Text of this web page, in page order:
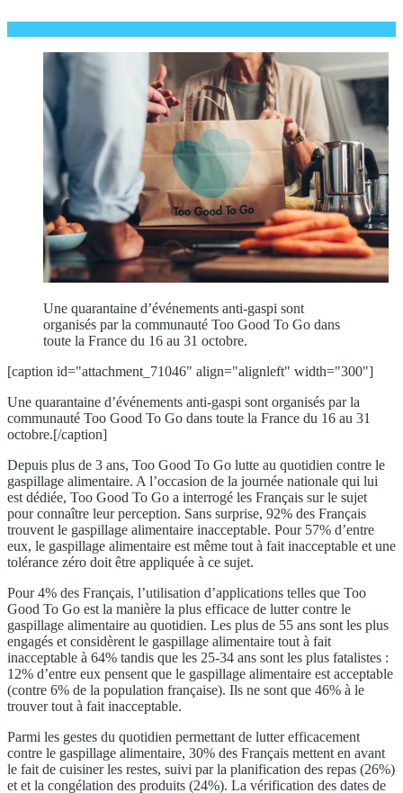
Une quarantaine d’événements anti-gaspi sont
organisés par la communauté Too Good To Go dans
toute la France du 16 au 31 octobre.
[caption id="attachment_71046" align="alignleft" width="300"]
Une quarantaine d’événements anti-gaspi sont organisés par la
communauté Too Good To Go dans toute la France du 16 au 31
octobre.[/caption]
Depuis plus de 3 ans, Too Good To Go lutte au quotidien contre le
gaspillage alimentaire. A l’occasion de la journée nationale qui lui
est dédiée, Too Good To Go a interrogé les Français sur le sujet
pour connaître leur perception. Sans surprise, 92% des Français
trouvent le gaspillage alimentaire inacceptable. Pour 57% d’entre
eux, le gaspillage alimentaire est même tout à fait inacceptable et une
tolérance zéro doit être appliquée à ce sujet.
Pour 4% des Français, l’utilisation d’applications telles que Too
Good To Go est la manière la plus efficace de lutter contre le
gaspillage alimentaire au quotidien. Les plus de 55 ans sont les plus
engagés et considèrent le gaspillage alimentaire tout à fait
inacceptable à 64% tandis que les 25-34 ans sont les plus fatalistes :
12% d’entre eux pensent que le gaspillage alimentaire est acceptable
(contre 6% de la population française). Ils ne sont que 46% à le
trouver tout à fait inacceptable.
Parmi les gestes du quotidien permettant de lutter efficacement
contre le gaspillage alimentaire, 30% des Français mettent en avant
le fait de cuisiner les restes, suivi par la planification des repas (26%)
et et la congélation des produits (24%). La vérification des dates de